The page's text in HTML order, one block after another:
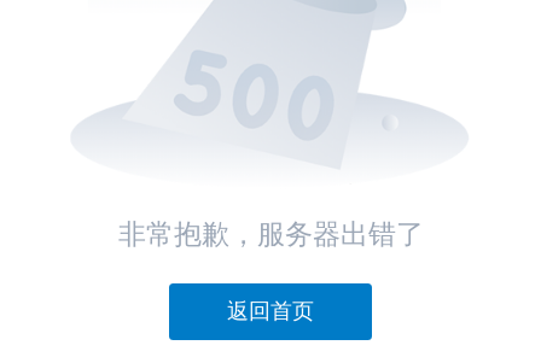
非常抱歉，服务器出错了
返回首页